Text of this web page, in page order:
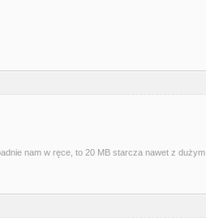
nam w ręce, to 20 MB starcza nawet z dużym